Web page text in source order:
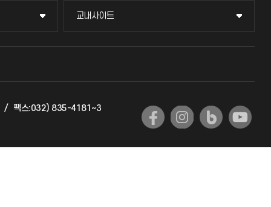
교내사이트
교내사이트
교수회
국제교류과
/ 팩스:032) 835-4181~3